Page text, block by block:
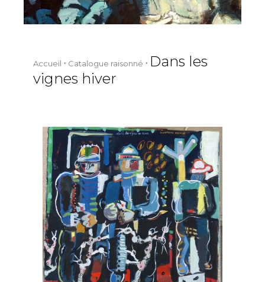
Accueil Catalogue raisonné
Dans les
vignes hiver